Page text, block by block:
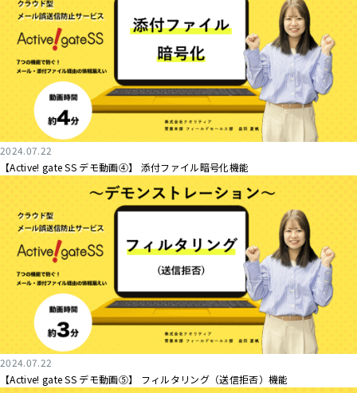
2024.07.22
【Active! gate SS デモ動画④】 添付ファイル暗号化機能
2024.07.22
【Active! gate SS デモ動画⑤】 フィルタリング（送信拒否）機能